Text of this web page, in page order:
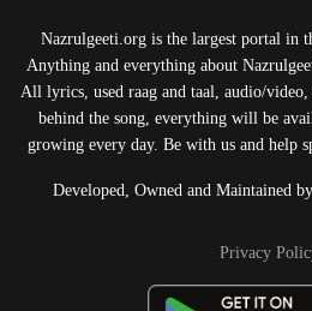
Nazrulgeeti.org is the largest portal in
Anything and everything about
All lyrics, used raag and taal, audio/
behind the song, everything will be
growing every day. Be with us and help
Developed, Owned and Maintained by
Privacy